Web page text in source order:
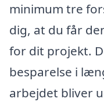
minimum tre
dig, at du får
for dit projekt.
besparelse i
arbejdet bliver